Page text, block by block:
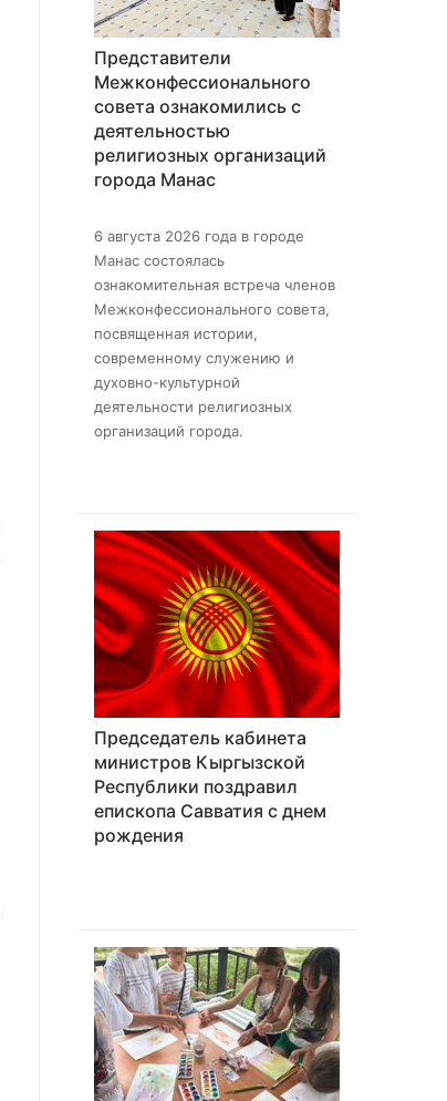
Представители
Межконфессионального
совета ознакомились с
деятельностью
религиозных организаций
города Манас
6 августа 2026 года в городе
Манас состоялась
ознакомительная встреча членов
Межконфессионального совета,
посвященная истории,
современному служению и
духовно-культурной
деятельности религиозных
организаций города.
Председатель кабинета
министров Кыргызской
Республики поздравил
епископа Савватия с днем
рождения